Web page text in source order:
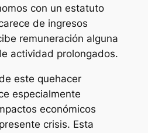
con un estatuto
de ingresos
remuneración alguna
actividad prolongados.
este quehacer
especialmente
económicos
crisis. Esta